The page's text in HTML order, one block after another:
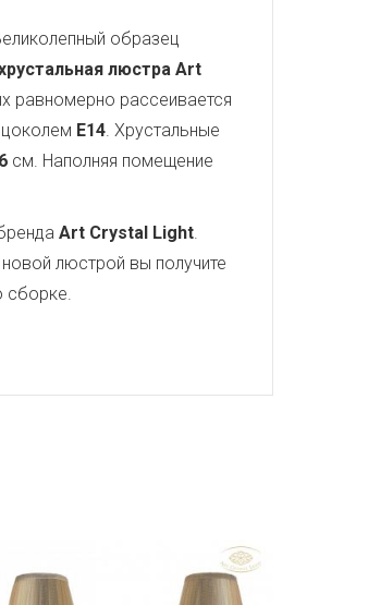
образец
люстра Art
равномерно рассеивается
цоколем E14. Хрустальные
см. Наполняя помещение
Art Crystal Light.
люстрой вы получите
сборке.